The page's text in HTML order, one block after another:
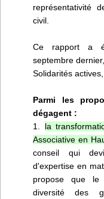
représentativité
civil.
Ce rapport a
septembre
Solidarités
Parmi les
dégagent :
1. la
Associative en
conseil qui
d'expertise en
propose que le
diversité des